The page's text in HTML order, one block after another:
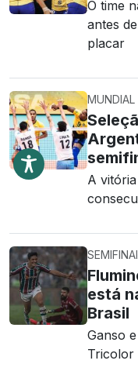
O time
antes
placar
A
está
Brasil
Ganso
Tricolor